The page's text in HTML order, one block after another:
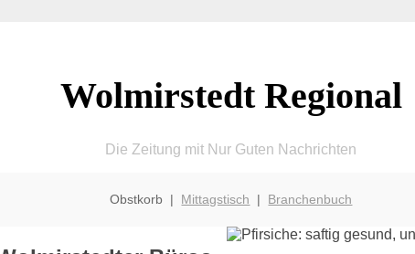
Wolmirstedt Regional
Die Zeitung mit Nur Guten Nachrichten
Obstkorb | Mittagstisch | Branchenbuch